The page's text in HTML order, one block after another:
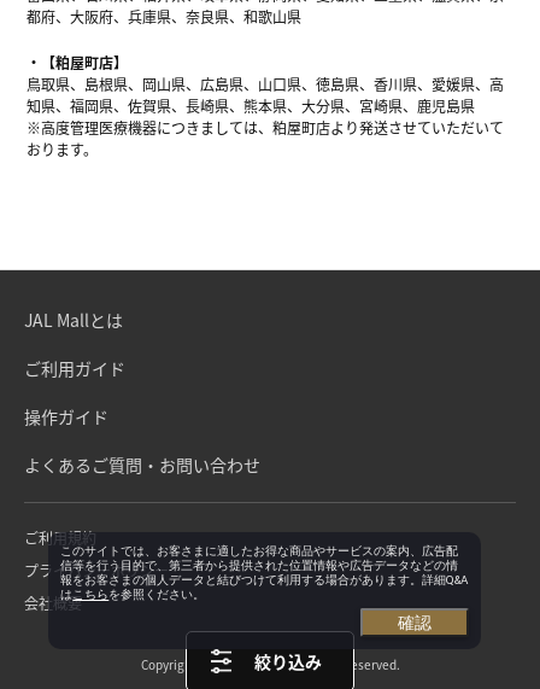
絞り込み
都府、大阪府、兵庫県、奈良県、和歌山県
【粕屋町店】
鳥取県、島根県、岡山県、広島県、山口県、徳島県、香川県、愛媛県、高
知県、福岡県、佐賀県、長崎県、熊本県、大分県、宮崎県、鹿児島県
※高度管理医療機器につきましては、粕屋町店より発送させていただいて
おります。
JAL Mallとは
ご利用ガイド
操作ガイド
よくあるご質問・お問い合わせ
ご利用規約
プライバシーポリシー
会社概要
Copyright©Japan Airlines. All rights reserved.
このサイトでは、お客さまに適したお得な商品やサービスの案内、広告配
信等を行う目的で、第三者から提供された位置情報や広告データなどの情
報をお客さまの個人データと結びつけて利用する場合があります。詳細Q&A
はこちらを参照ください。
確認